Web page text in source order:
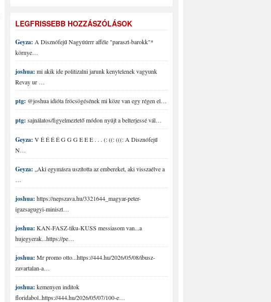
LEGFRISSEBB HOZZÁSZÓLÁSOK
Geyza: A Disznófejű Nagyúúrrr afféle "paraszt-barokk"*
környe…
joshua: mi akik ide politizalni jarunk kenytelenek vagyunk
Revay ur …
ptg: @joshua idióta fröcsögésének mi köze van egy régen el…
ptg: sajnálatos/figyelmeztető módon nyújt a belterjessé vál…
Geyza: V É É É É G G G E E E . . . (: ((: (((: A Disznófejű
N…
Geyza: „Aki egymásra uszította az embereket, aki visszaélve a
…
joshua: https://nepszava.hu/3321644_magyar-peter-
igazsagugyi-miniszt…
joshua: KAN-FASZ-tiku-KUSS messiasom van...a
hujegyerak...https://pe…
joshua: Mr promo otto...https://444.hu/2026/05/08/ibusz-
zavartalan-a…
joshua: kemenyen inditok
floridabol..https://444.hu/2026/05/07/100-e…